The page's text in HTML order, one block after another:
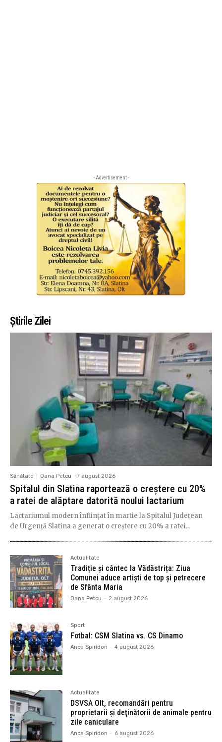
- Advertisement -
Știrile Zilei
Sănătate Oana Petcu - 7 august 2026
Spitalul din Slatina raportează o creștere cu 20%
a ratei de alăptare datorită noului lactarium
Lactariumul modern înființat în martie la Spitalul Județean
de Urgență Slatina a generat o creștere cu 20% a ratei...
Actualitate
Tradiție și cântec la Vădăstrița: Ziua
Comunei aduce artiști de top și petrecere
de Sfânta Maria
Oana Petcu - 2 august 2026
Sport
Fotbal: CSM Slatina vs. CS Dinamo
Anca Spiridon - 4 august 2026
Actualitate
DSVSA Olt, recomandări pentru
proprietarii şi deţinătorii de animale pentru
zile caniculare
Anca Spiridon - 6 august 2026